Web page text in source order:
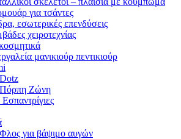
για τσάντες
εσωτερικές επενδύσεις
χειροτεχνίας
μανικιούρ πεντικιούρ
Ζώνη
για βάψιμο αυγών